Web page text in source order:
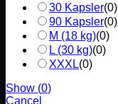
30 Kapsler(0)
90 Kapsler(0)
M (18 kg)(0)
L (30 kg)(0)
XXXL(0)
Show (0)
Cancel